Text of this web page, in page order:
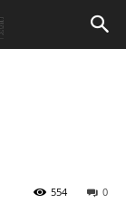
0
554